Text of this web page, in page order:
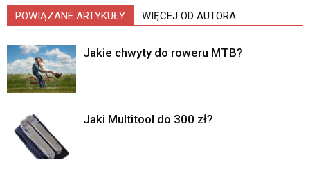
POWIĄZANE ARTYKUŁY WIĘCEJ OD AUTORA
Jakie chwyty do roweru MTB?
Jaki Multitool do 300 zł?